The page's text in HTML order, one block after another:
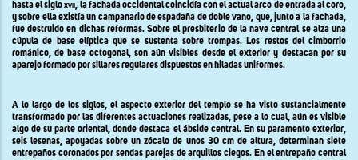
hasta el sigloxvii, la fachada occidental coincidía con el actual arco de entrada al coro,
y sobre ella existía un campanario de espadaña de doble vano, que, junto a la fachada,
fue destruido en dichas reformas. Sobre el presbiterio de la nave central se alza una
cúpula de base elíptica que se sustenta sobre trompas. Los restos del cimborrio
románico, de base octogonal, son aún visibles desde el exterior y destacan por su
aparejo formado por sillares regulares dispuestos en hiladas uniformes.
A lo largo de los siglos, el aspecto exterior del templo se ha visto sustancialmente
transformado por las diferentes actuaciones realizadas, pese a lo cual, aún es visible
algo de su parte oriental, donde destaca el ábside central. En su paramento exterior,
seis lesenas, apoyadas sobre un zócalo de unos 30 cm de altura, determinan siete
entrepaños coronados por sendas parejas de arquillos ciegos. En el entrepaño central